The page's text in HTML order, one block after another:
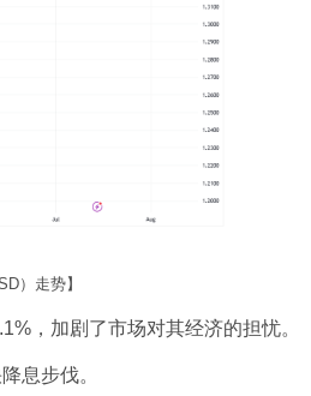
）走势】
，加剧了市场对其经济的担忧。
息步伐。